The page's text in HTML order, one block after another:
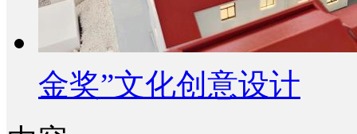
金奖”文化创意设计